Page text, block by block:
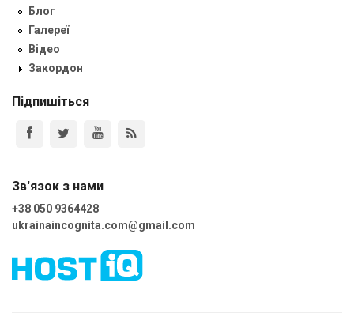
Блог
Галереї
Відео
Закордон
Підпишіться
Зв'язок з нами
+38 050 9364428
ukrainaincognita.com@gmail.com